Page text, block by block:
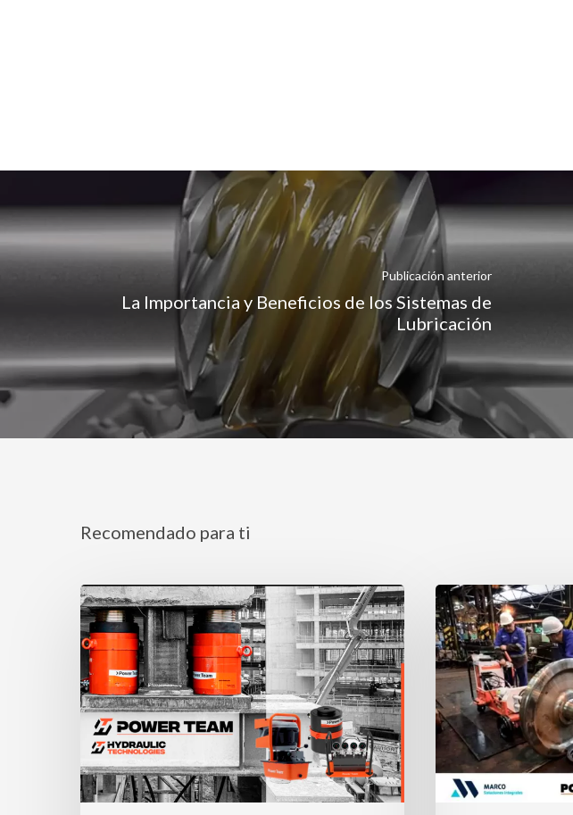
Publicación anterior
La Importancia y Beneficios de los Sistemas de
Lubricación
Recomendado para ti